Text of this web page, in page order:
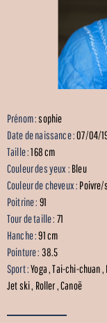
Prénom :sophie
Date de naissance :07/04/
Taille :168 cm
Couleur des yeux : Bleu
Couleur de cheveux :
Poitrine : 91
Tour de taille : 71
Hanche :91 cm
Pointure : 38.5
Sport :Yoga , Tai-chi-chuan
Jet ski , Roller , Canoë